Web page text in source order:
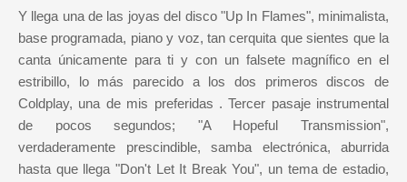
Y llega una de las joyas del disco "Up In Flames", minimalista,
base programada, piano y voz, tan cerquita que sientes que la
canta únicamente para ti y con un falsete magnífico en el
estribillo, lo más parecido a los dos primeros discos de
Coldplay, una de mis preferidas . Tercer pasaje instrumental
de pocos segundos; "A Hopeful Transmission",
verdaderamente prescindible, samba electrónica, aburrida
hasta que llega "Don't Let It Break You", un tema de estadio,